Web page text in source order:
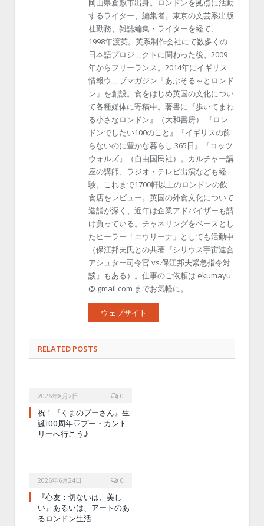
岡山県倉敷市出身。ロンドンを拠点に活動
するライター、編集者。東京の文芸系出版
社勤務、雑誌編集・ライターを経て、
1998年渡英。英系制作会社にて数多くの
日本語プロジェクトに関わった後、2009
年からフリーランス。2014年にイギリス
情報ウェブマガジン「あぶそる～とロンド
ン」を創設。食をはじめ英国の文化につい
て各種媒体に寄稿中。著書に『歩いてまわ
る小さなロンドン』（大和書房） 『ロン
ドンでしたい100のこと』『イギリスの飾
らないのに豊かな暮らし 365日』『コッツ
ウォルズ』（自由国民社）。カルチャー講
座の講師、ラジオ・テレビ出演なども経
験。これまで1700軒以上のロンドンの飲
食店をレビュー。英国の外食文化について
造詣が深く、近年は企業アドバイザーも請
け負っている。チャネリングをベースとし
たヒーラー「エウリーナ」としても活動中
（保江邦夫氏との共著『シリウス宇宙連合
アシュター司令官 vs.保江邦夫緊急指令対
談』もある）。仕事のご依頼は ekumayu
@ gmail.com までお気軽に。
ウェブサイト
RELATED POSTS
2026年8月2日 0
祝！『くまのプーさん』生
誕100周年♡プー・カント
リーへ行こう♪
2026年6月24日 0
『心友：切ないは、美し
い』あるいは、アートのあ
るロンドン生活